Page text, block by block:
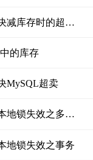
04.尚硅谷_分布式锁-使用JVM本地锁解决减库存时的超卖问题
的库存
MySQL超卖
07.尚硅谷_分布式锁-三种情况导致JVM本地锁失效之多例模式
地锁失效之事务